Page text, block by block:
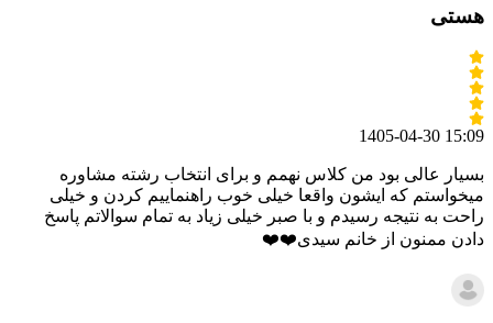
هستی
1405-04-30 15:09
بسیار عالی بود من کلاس نهمم و برای انتخاب رشته مشاوره
میخواستم که ایشون واقعا خیلی خوب راهنماییم کردن و خیلی
راحت به نتیجه رسیدم و با صبر خیلی زیاد به تمام سوالاتم پاسخ
دادن ممنون از خانم سیدی❤️❤️